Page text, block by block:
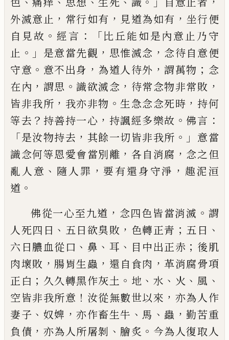
外滅意止 ， 常行如有 ， 見道為如有 ， 坐行便
自見故 。 經言 ：「比丘能如是內意止乃守
止 。」 是意當先觀 ， 思惟滅念 ， 念待自意便
守意 。 意不出身 ， 為道人待外 ，謂萬物 ； 念
在內 ， 謂思 。識欲滅念 ， 待常念物非常敗 ，
皆非我所 ， 我亦非物 。生急念念死時 ， 持何
等去 ？ 持善持一心 ， 持諷經多樂故 。佛言 ：
「是汝物持去 ， 其餘一切皆非我所 。」 意當
識念何等恩愛會當別離 ， 各自消腐 ， 念之但
亂人意 、 隨人罪 ，要有還身守淨 ， 趣泥洹
道 。
佛從一心至九道 ， 念四色皆當消滅 。 謂
人死四日 、 五日欲臭敗 ， 色轉正青 ； 五日 、
六日膿血從口 、 鼻 、 耳 、 目中出正赤 ； 後肌
肉壞敗 ， 腸胃生蟲 ， 還自食肉 ，革消腐骨項
正白 ； 久久轉黑作灰土 。 地 、 水 、 火 、 風 、
空皆非我所意 ！ 汝從無數世以來 ， 亦為人作
妻子 、 奴婢 ，亦作畜生牛 、 馬 、蟲 ，勤苦重
負債 ， 亦為人所屠剝 、 膾炙 。 今為人復取人